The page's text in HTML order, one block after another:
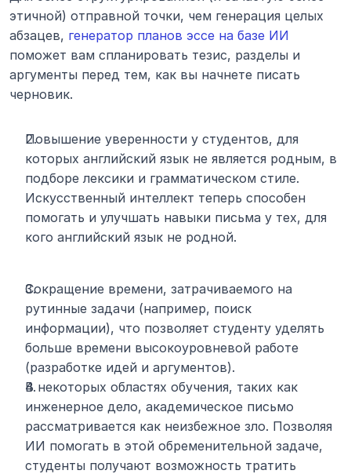
этичной) отправной точки, чем генерация целых
абзацев, генератор планов эссе на базе ИИ
поможет вам спланировать тезис, разделы и
аргументы перед тем, как вы начнете писать
черновик.
Повышение уверенности у студентов, для
которых английский язык не является родным, в
подборе лексики и грамматическом стиле.
Искусственный интеллект теперь способен
помогать и улучшать навыки письма у тех, для
кого английский язык не родной.
Сокращение времени, затрачиваемого на
рутинные задачи (например, поиск
информации), что позволяет студенту уделять
больше времени высокоуровневой работе
(разработке идей и аргументов).
В некоторых областях обучения, таких как
инженерное дело, академическое письмо
рассматривается как неизбежное зло. Позволяя
ИИ помогать в этой обременительной задаче,
студенты получают возможность тратить